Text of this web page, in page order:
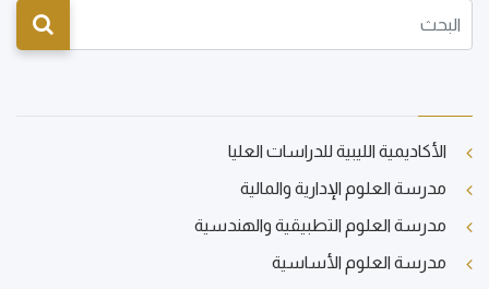
الأكاديمية الليبية للدراسات العليا
مدرسة العلوم الإدارية والمالية
مدرسة العلوم التطبيقية والهندسية
مدرسة العلوم الأساسية